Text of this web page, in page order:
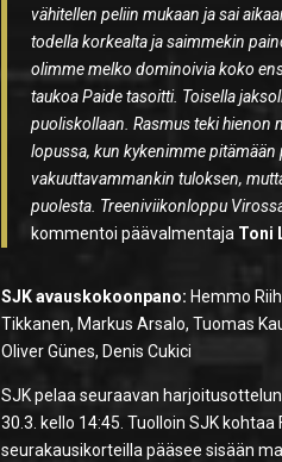
vähitellen peliin mukaan ja sai
todella korkealta ja saimmekin
olimme melko dominoivia koko
taukoa Paide tasoitti. Toisella
puoliskollaan. Rasmus teki hienon
lopussa, kun kykenimme
vakuuttavammankin tuloksen,
puolesta. Treeniviikonloppu
kommentoi päävalmentaja Toni
SJK avauskokoonpano: Hemmo
Tikkanen, Markus Arsalo, Tuomas
Oliver Günes, Denis Cukici
SJK pelaa seuraavan
30.3. kello 14:45. Tuolloin SJK
seurakausikorteilla pääsee sisään